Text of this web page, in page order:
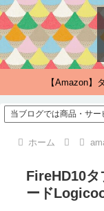
【Amazon
当ブログでは商品・サ
ホーム
FireHD10
ード